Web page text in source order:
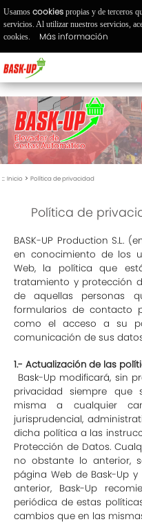
:: Inicio > Política de privacidad
Política de
BASK-UP Production S.L.
en conocimiento de los
Web, la política que
tratamiento y protección
de aquellas personas
formularios de contacto
como el acceso a su
comunicación de sus
1.- Actualización de las
Bask-Up modificará, sin
privacidad siempre que
misma a cualquier
jurisprudencial,
dicha política a las
Protección de Datos.
no obstante lo anterior,
página Web de Bask-Up
anterior, Bask-Up
periódica de estas
cambios que en las
Usamos cookies propias y de terceros
servicios. Al utilizar nuestros servicios,
cookies.
Más información